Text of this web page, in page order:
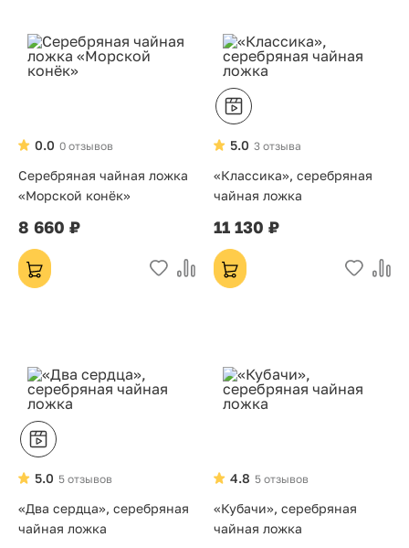
0 отзывов
0.0
Серебряная чайная ложка
«Морской конёк»
8 660 ₽
3 отзыва
5.0
«Класcика», серебряная
чайная ложка
11 130 ₽
5 отзывов
5.0
«Два сердца», серебряная
чайная ложка
5 отзывов
4.8
«Кубачи», серебряная
чайная ложка